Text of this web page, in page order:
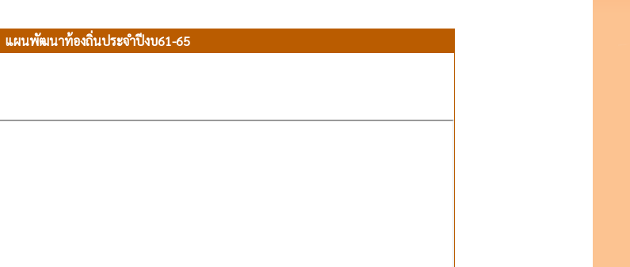
แผนพัฒนาท้องถิ่นประจำปีงบ61-65